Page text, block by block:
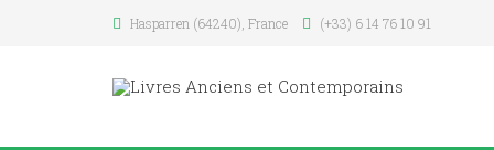
Hasparren (64240), France (+33) 6 14 76 10 91